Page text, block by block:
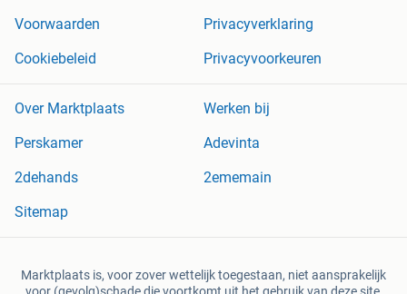
Voorwaarden
Privacyverklaring
Cookiebeleid
Privacyvoorkeuren
Over Marktplaats
Werken bij
Perskamer
Adevinta
2dehands
2ememain
Sitemap
Marktplaats is, voor zover wettelijk toegestaan, niet aansprakelijk